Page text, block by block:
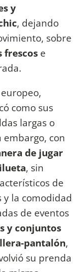
y
, dejando
sobre
frescos e
como sus
largas o
embargo, con
de jugar
, sin
de
y la comodidad
de eventos
y conjuntos
pantalón,
su prenda